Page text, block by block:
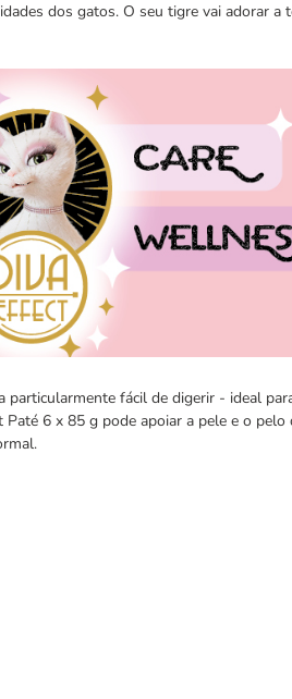
dos gatos. O seu tigre vai adorar a
particularmente fácil de digerir - ideal
6 x 85 g pode apoiar a pele e o